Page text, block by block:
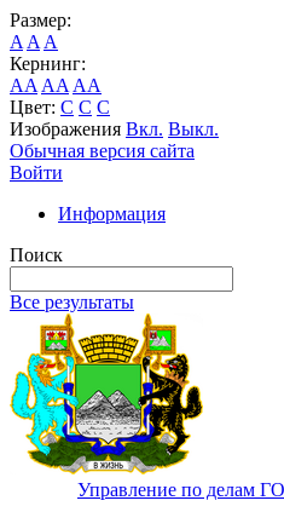
Размер:
A A A
Кернинг:
AA AA AA
Цвет: C C C
Изображения Вкл. Выкл.
Обычная версия сайта
Войти
Информация
Поиск
Все результаты
Управление по делам